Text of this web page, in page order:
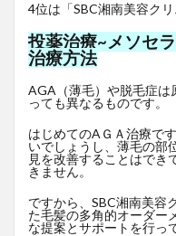
4位は「SBC湘南美容クリ
投薬治療~メソセ
治療方法
AGA（薄毛）や脱毛症は
っても異なるものです。
はじめてのAＧＡ治療で
いでしょうし、薄毛の部
見を改善することはでき
きません。
ですから、SBC湘南美容
た毛髪の多角的オーダー
な提案とサポートを行っ